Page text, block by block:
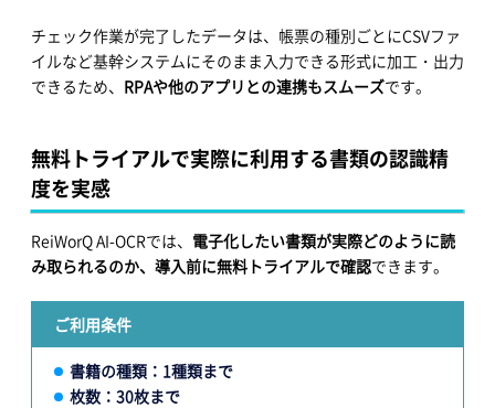
チェック作業が完了したデータは、帳票の種別ごとにCSVファ
イルなど基幹システムにそのまま入力できる形式に加工・出力
できるため、 RPAや他のアプリとの連携もスムーズです。
無料トライアルで実際に利用する書類の認識精
度を実感
ReiWorQ AI-OCRでは、 電子化したい書類が実際どのように読
み取られるのか、導入前に無料トライアルで確認できます。
ご利用条件
書籍の種類：1種類まで
枚数：30枚まで